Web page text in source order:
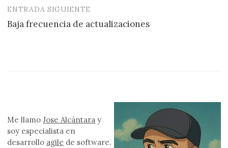
entradas
ENTRADA SIGUIENTE
Baja frecuencia de actualizaciones
Me llamoJose Alcántara y
soy especialista en
desarrollo agile de software.